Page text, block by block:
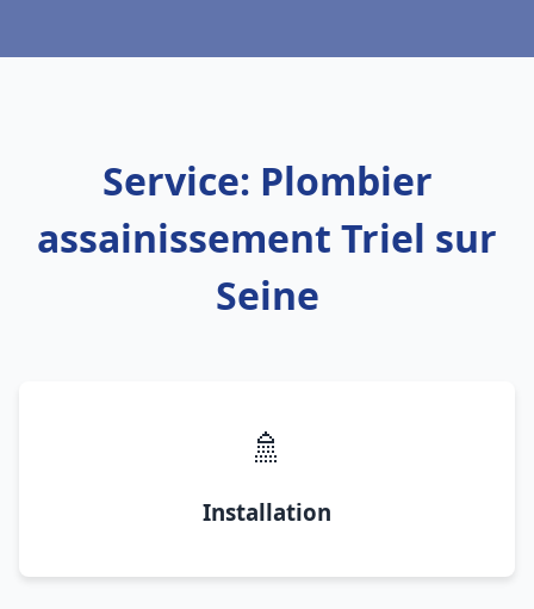
Service: Plombier
assainissement Triel sur
Seine
🚿
Installation